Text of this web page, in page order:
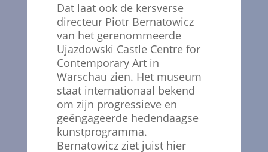
Dat laat ook de kersverse
directeur Piotr Bernatowicz
van het gerenommeerde
Ujazdowski Castle Centre for
Contemporary Art in
Warschau zien. Het museum
staat internationaal bekend
om zijn progressieve en
geëngageerde hedendaagse
kunstprogramma.
Bernatowicz ziet juist hier